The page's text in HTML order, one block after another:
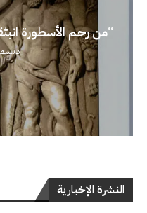
“من رحم الأسطورة
ديسمبر
النشرة الإخبارية